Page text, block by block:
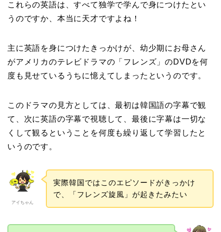
これらの英語は、すべて独学で学んで身につけたとい
うのですか、本当に天才ですよね！
主に英語を身につけたきっかけが、幼少期にお母さん
がアメリカのテレビドラマの「フレンズ」のDVDを何
度も見せているうちに憶えてしまったというのです。
このドラマの見方としては、最初は韓国語の字幕で観
て、次に英語の字幕で視聴して、最後に字幕は一切な
くして観るということを何度も繰り返して学習したと
いうのです。
アイちゃん
実際韓国ではこのエピソードがきっかけ
で、「フレンズ旋風」が起きたみたい